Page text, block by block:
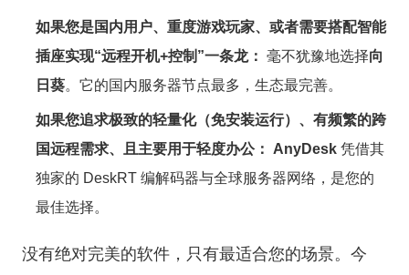
如果您是国内用户、重度游戏玩家、或者需要搭配智能
插座实现“远程开机+控制”一条龙： 毫不犹豫地选择向
日葵。它的国内服务器节点最多，生态最完善。
如果您追求极致的轻量化（免安装运行）、有频繁的跨
国远程需求、且主要用于轻度办公：
AnyDesk 凭借其
独家的 DeskRT 编解码器与全球服务器网络，是您的
最佳选择。
没有绝对完美的软件，只有最适合您的场景。今